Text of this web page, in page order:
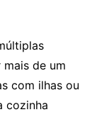
de um
com ilhas ou
cozinha